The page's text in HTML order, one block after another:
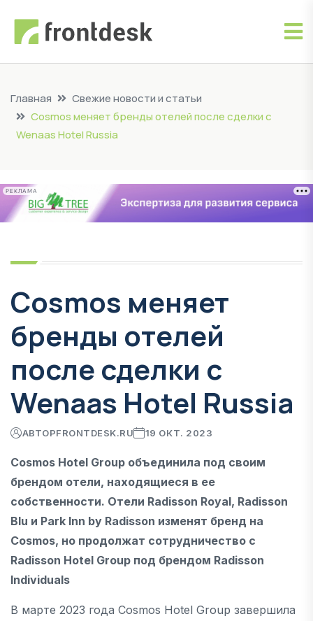
Главная
Свежие новости и статьи
Cosmos меняет бренды отелей после сделки с
Wenaas Hotel Russia
РЕКЛАМА
Cosmos меняет
бренды отелей
после сделки с
Wenaas Hotel Russia
АВТОРFRONTDESK.RU 19 ОКТ. 2023
Cosmos Hotel Group объединила под своим
брендом отели, находящиеся в ее
собственности. Отели Radisson Royal, Radisson
Blu и Park Inn by Radisson изменят бренд на
Cosmos, но продолжат сотрудничество с
Radisson Hotel Group под брендом Radisson
Individuals
В марте 2023 года Cosmos Hotel Group завершила